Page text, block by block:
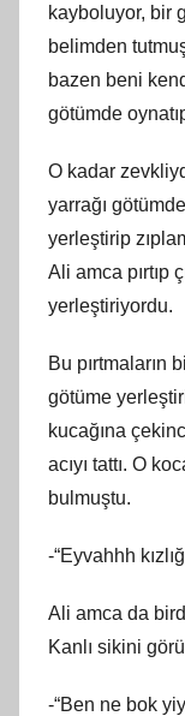
kayboluyor, bir
belimden
bazen beni
götümde
O kadar
yarrağı
yerleştirip
Ali amca pırtıp
yerleştiriyordu.
Bu pırtmaların
götüme
kucağına
acıyı tattı. O
bulmuştu.
-“Eyvahhh
Ali amca da
Kanlı sikini
-“Ben ne bok